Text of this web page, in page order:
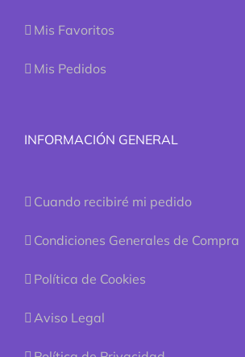
Mis Favoritos
Mis Pedidos
INFORMACIÓN GENERAL
Cuando recibiré mi pedido
Condiciones Generales de Compra
Política de Cookies
Aviso Legal